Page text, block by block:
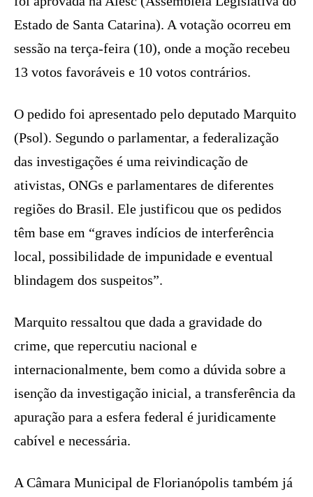
Estado de Santa Catarina). A votação ocorreu em
sessão na terça-feira (10), onde a moção recebeu
13 votos favoráveis e 10 votos contrários.
O pedido foi apresentado pelo deputado Marquito
(Psol). Segundo o parlamentar, a federalização
das investigações é uma reivindicação de
ativistas, ONGs e parlamentares de diferentes
regiões do Brasil. Ele justificou que os pedidos
têm base em “graves indícios de interferência
local, possibilidade de impunidade e eventual
blindagem dos suspeitos”.
Marquito ressaltou que dada a gravidade do
crime, que repercutiu nacional e
internacionalmente, bem como a dúvida sobre a
isenção da investigação inicial, a transferência da
apuração para a esfera federal é juridicamente
cabível e necessária.
A Câmara Municipal de Florianópolis também já